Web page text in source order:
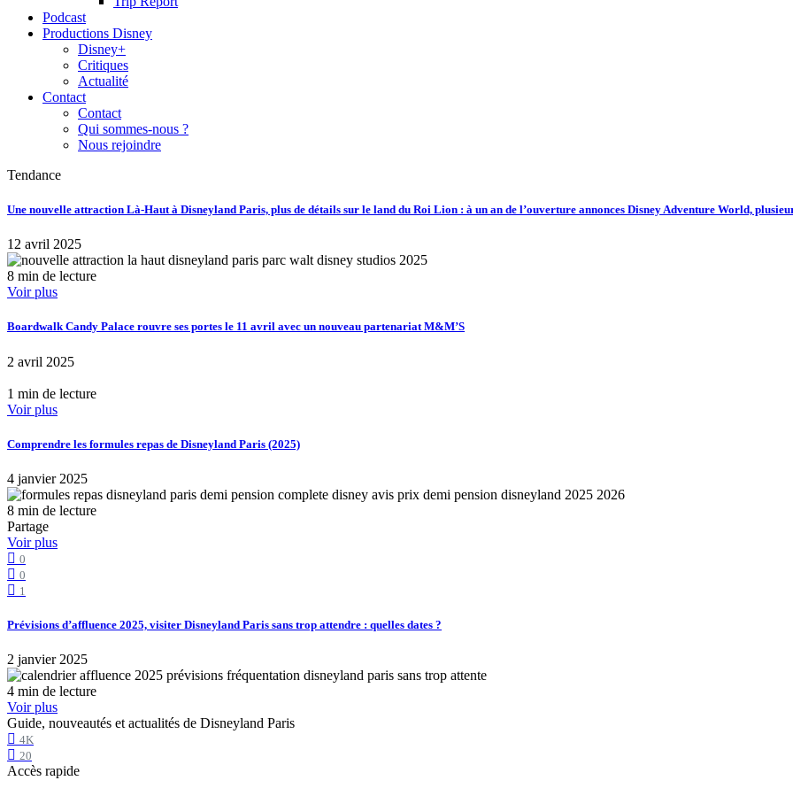
Podcast
Productions Disney
Disney+
Critiques
Actualité
Contact
Contact
Qui sommes-nous ?
Nous rejoindre
Tendance
Une nouvelle attraction Là-Haut à Disneyland Paris, plus de détails sur le land du Roi Lion : à un an de l’ouverture annonces Disney Adventure World,
12 avril 2025
8 min de lecture
Voir plus
Boardwalk Candy Palace rouvre ses portes le 11 avril avec un nouveau partenariat M&M’S
2 avril 2025
1 min de lecture
Voir plus
Comprendre les formules repas de Disneyland Paris (2025)
4 janvier 2025
8 min de lecture
Partage
Voir plus
0
0
1
Prévisions d’affluence 2025, visiter Disneyland Paris sans trop attendre : quelles dates ?
2 janvier 2025
4 min de lecture
Voir plus
Guide, nouveautés et actualités de Disneyland Paris
4K
20
Accès rapide